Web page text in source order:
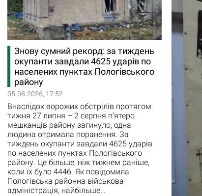
Знову сумний рекорд: за тиждень
окупанти завдали 4625 ударів по
населених пунктах Пологівського
району
05.08.2026, 17:52
Внаслідок ворожих обстрілів протягом
тижня 27 липня – 2 серпня п’ятеро
мешканців району загинуло, одна
людина отримала поранення. За
тиждень окупанти завдали 4625 ударів
по населених пунктах Пологівського
району. Це більше, ніж тижнем раніше,
коли їх було 4446. Як повідомила
Пологівська районна військова
адміністрація, найбільше…